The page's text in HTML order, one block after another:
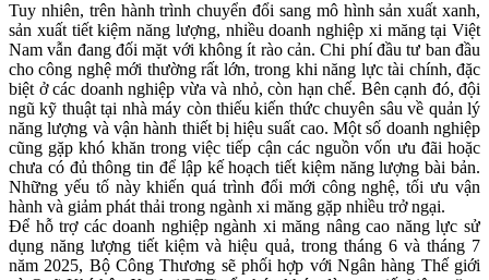
Tuy nhiên, trên hành trình chuyển đổi sang mô hình sản xuất xanh,
sản xuất tiết kiệm năng lượng, nhiều doanh nghiệp xi măng tại Việt
Nam vẫn đang đối mặt với không ít rào cản. Chi phí đầu tư ban đầu
cho công nghệ mới thường rất lớn, trong khi năng lực tài chính, đặc
biệt ở các doanh nghiệp vừa và nhỏ, còn hạn chế. Bên cạnh đó, đội
ngũ kỹ thuật tại nhà máy còn thiếu kiến thức chuyên sâu về quản lý
năng lượng và vận hành thiết bị hiệu suất cao. Một số doanh nghiệp
cũng gặp khó khăn trong việc tiếp cận các nguồn vốn ưu đãi hoặc
chưa có đủ thông tin để lập kế hoạch tiết kiệm năng lượng bài bản.
Những yếu tố này khiến quá trình đổi mới công nghệ, tối ưu vận
hành và giảm phát thải trong ngành xi măng gặp nhiều trở ngại.
Để hỗ trợ các doanh nghiệp ngành xi măng nâng cao năng lực sử
dụng năng lượng tiết kiệm và hiệu quả, trong tháng 6 và tháng 7
năm 2025, Bộ Công Thương sẽ phối hợp với Ngân hàng Thế giới